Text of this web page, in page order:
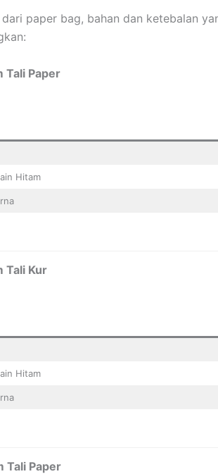
paper bag, bahan dan ketebalan
Tali Paper
Hitam
Tali Kur
Hitam
Tali Paper